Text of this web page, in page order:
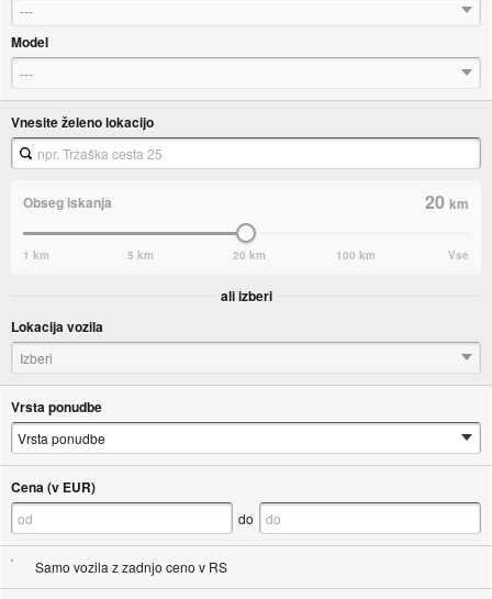
---
Model
---
Vnesite želeno lokacijo
Obseg iskanja 20km
1 km 5 km 20 km 100 km Vse
ali izberi
Lokacija vozila
Izberi
Vrsta ponudbe
Cena (v EUR)
do
Samo vozila z zadnjo ceno v RS